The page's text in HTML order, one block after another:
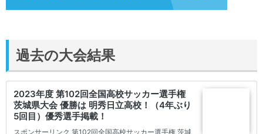
過去の大会結果